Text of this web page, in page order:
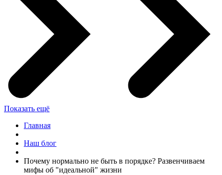
Показать ещё
Главная
Наш блог
Почему нормально не быть в порядке? Развенчиваем
мифы об "идеальной" жизни